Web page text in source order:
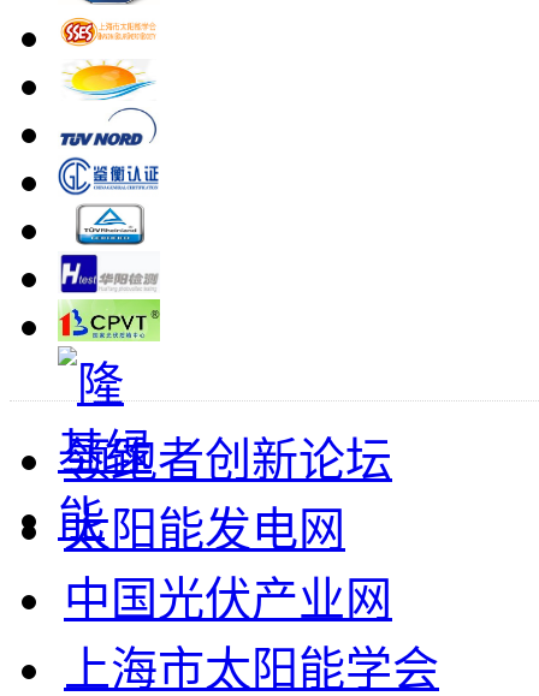
领跑者创新论坛
太阳能发电网
中国光伏产业网
上海市太阳能学会